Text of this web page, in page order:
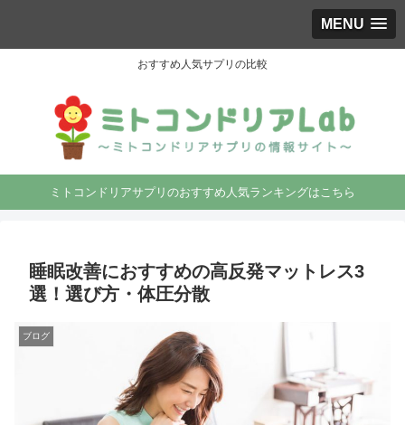
MENU
おすすめ人気サプリの比較
ミトコンドリアサプリのおすすめ人気ランキングはこちら
睡眠改善におすすめの高反発マットレス3
選！選び方・体圧分散
ブログ